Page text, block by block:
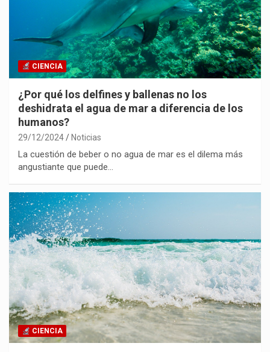
CIENCIA
¿Por qué los delfines y ballenas no los
deshidrata el agua de mar a diferencia de los
humanos?
29/12/2024 Noticias
La cuestión de beber o no agua de mar es el dilema más
angustiante que puede…
CIENCIA